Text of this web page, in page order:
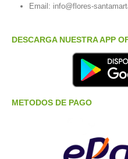
Email: info@flores-
DESCARGA NUESTRA APP
METODOS DE PAGO